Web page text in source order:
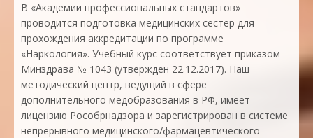
В «Академии профессиональных стандартов»
проводится подготовка медицинских сестер для
прохождения аккредитации по программе
«Наркология». Учебный курс соответствует приказом
Минздрава № 1043 (утвержден 22.12.2017). Наш
методический центр, ведущий в сфере
дополнительного медобразования в РФ, имеет
лицензию Рособрнадзора и зарегистрирован в системе
непрерывного медицинского/фармацевтического